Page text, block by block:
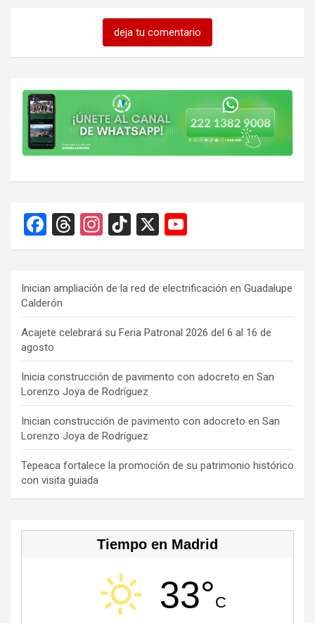
deja tu comentario
F
a
b
o
o
k
T
hr
a
d
s
In
st
gr
a
m
Ti
k
o
k
X
o
T
u
b
e
C
h
a
n
n
el
Inician ampliación de la red de electrificación en Guadalupe
Calderón
Acajete celebrará su Feria Patronal 2026 del 6 al 16 de
agosto
Inicia construcción de pavimento con adocreto en San
Lorenzo Joya de Rodríguez
Inician construcción de pavimento con adocreto en San
Lorenzo Joya de Rodríguez
Tepeaca fortalece la promoción de su patrimonio histórico
con visita guiada
Tiempo en Madrid
33°C